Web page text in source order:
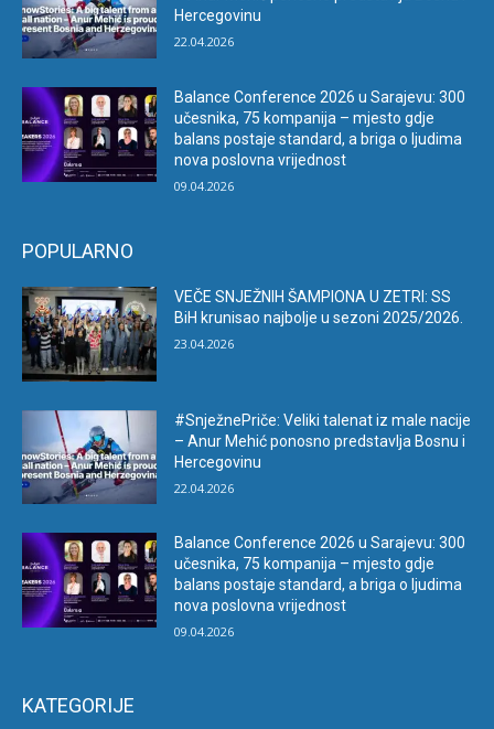
Hercegovinu
22.04.2026
Balance Conference 2026 u Sarajevu: 300
učesnika, 75 kompanija – mjesto gdje
balans postaje standard, a briga o ljudima
nova poslovna vrijednost
09.04.2026
POPULARNO
VEČE SNJEŽNIH ŠAMPIONA U ZETRI: SS
BiH krunisao najbolje u sezoni 2025/2026.
23.04.2026
#SnježnePriče: Veliki talenat iz male nacije
– Anur Mehić ponosno predstavlja Bosnu i
Hercegovinu
22.04.2026
Balance Conference 2026 u Sarajevu: 300
učesnika, 75 kompanija – mjesto gdje
balans postaje standard, a briga o ljudima
nova poslovna vrijednost
09.04.2026
KATEGORIJE